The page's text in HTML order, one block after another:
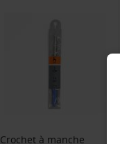
Crochet à manche